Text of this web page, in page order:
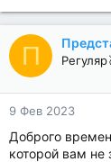
П
9 Фев 2023
Доброго
которой вам не